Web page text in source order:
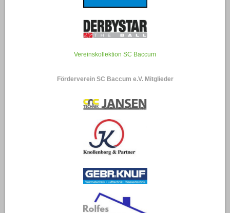
Vereinskollektion SC Baccum
Förderverein SC Baccum e.V. Mitglieder